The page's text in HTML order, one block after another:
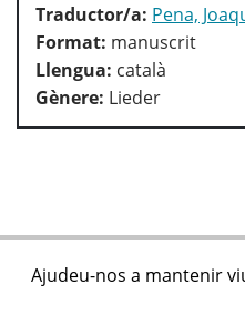
Traductor/a: Pena,
Format: manuscrit
Llengua: català
Gènere: Lieder
Ajudeu-nos a mantenir